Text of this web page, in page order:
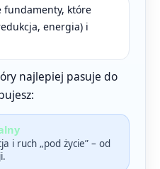
fundamenty, które
energia) i
najlepiej pasuje do
i ruch „pod życie” – od